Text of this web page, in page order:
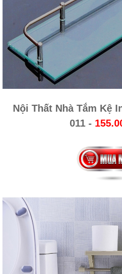
Nội Thất Nhà Tắm Kệ
011 -